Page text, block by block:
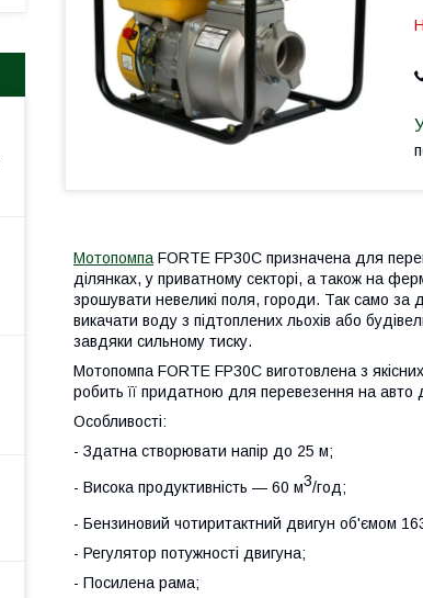
МотопомпаFORTE FP30С призначена для
ділянках, у приватному секторі, а також на
зрошувати невеликі поля, городи. Так само
викачати воду з підтоплених льохів або
завдяки сильному тиску.
Мотопомпа FORTE FP30С виготовлена з
робить її придатною для перевезення на авто
Особливості:
- Здатна створювати напір до 25 м;
- Висока продуктивність — 60 м3/год;
- Бензиновий чотиритактний двигун об'ємом
- Регулятор потужності двигуна;
- Посилена рама;